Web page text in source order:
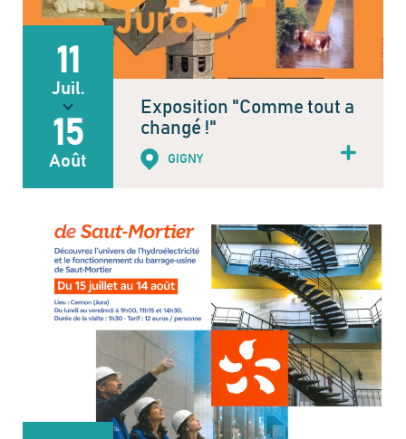
11
Juil.
15
Août
Exposition "Comme tout a
changé !"
GIGNY